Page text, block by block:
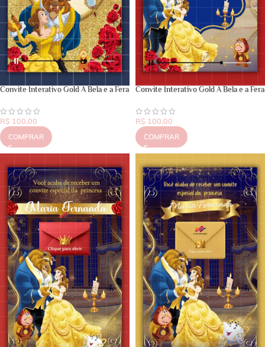
Convite Interativo Gold A Bela e a Fera
R$ 100,00
COMPRAR
Convite Interativo Gold A Bela e a Fera
R$ 100,00
COMPRAR